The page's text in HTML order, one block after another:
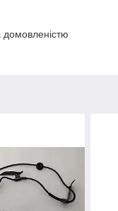
домовленістю